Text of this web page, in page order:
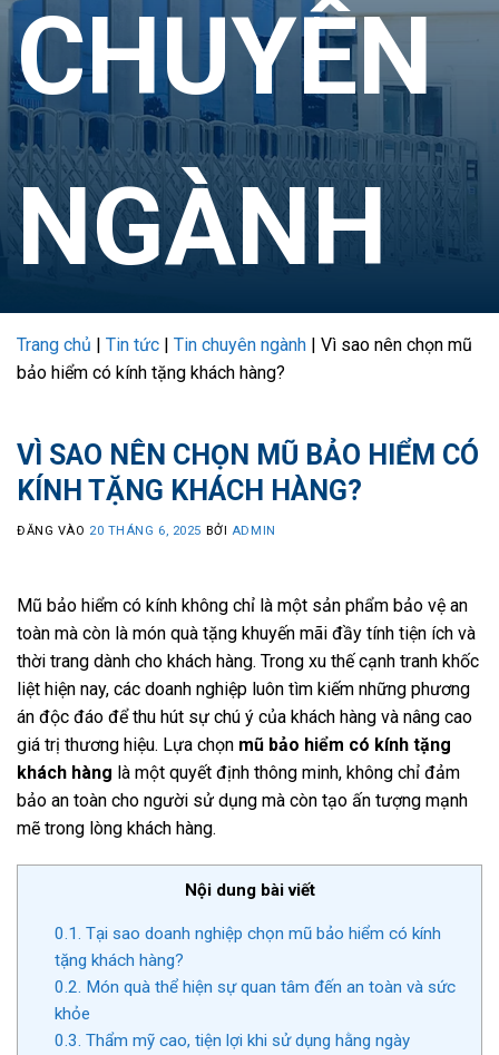
CHUYÊN
NGÀNH
Trang chủ | Tin tức | Tin chuyên ngành | Vì sao nên chọn mũ
bảo hiểm có kính tặng khách hàng?
VÌ SAO NÊN CHỌN MŨ BẢO HIỂM CÓ
KÍNH TẶNG KHÁCH HÀNG?
ĐĂNG VÀO 20 THÁNG 6, 2025 BỞI ADMIN
Mũ bảo hiểm có kính không chỉ là một sản phẩm bảo vệ an
toàn mà còn là món quà tặng khuyến mãi đầy tính tiện ích và
thời trang dành cho khách hàng. Trong xu thế cạnh tranh khốc
liệt hiện nay, các doanh nghiệp luôn tìm kiếm những phương
án độc đáo để thu hút sự chú ý của khách hàng và nâng cao
giá trị thương hiệu. Lựa chọn mũ bảo hiểm có kính tặng
khách hàng là một quyết định thông minh, không chỉ đảm
bảo an toàn cho người sử dụng mà còn tạo ấn tượng mạnh
mẽ trong lòng khách hàng.
Nội dung bài viết
0.1. Tại sao doanh nghiệp chọn mũ bảo hiểm có kính
tặng khách hàng?
0.2. Món quà thể hiện sự quan tâm đến an toàn và sức
khỏe
0.3. Thẩm mỹ cao, tiện lợi khi sử dụng hằng ngày